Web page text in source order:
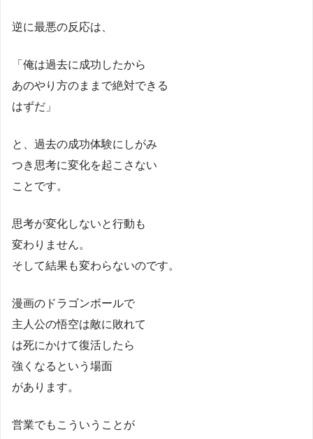
逆に最悪の反応は、
「俺は過去に成功したから
あのやり方のままで絶対できる
はずだ」
と、過去の成功体験にしがみ
つき思考に変化を起こさない
ことです。
思考が変化しないと行動も
変わりません。
そして結果も変わらないのです。
漫画のドラゴンボールで
主人公の悟空は敵に敗れて
は死にかけて復活したら
強くなるという場面
があります。
営業でもこういうことが